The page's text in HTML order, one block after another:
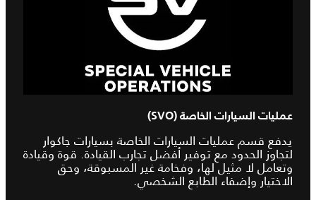
عمليات السيارات الخاصة (SVO)
يدفع قسم عمليات السيارات الخاصة بسيارات جاكوار
لتجاوز الحدود مع توفير أفضل تجارب القيادة. قوة وقيادة
وتعامل لا مثيل لها، وفخامة غير المسبوقة، وحق
الاختيار وإضفاء الطابع الشخصي.